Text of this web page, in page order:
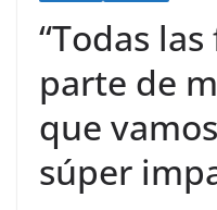
“Todas
parte de
que
súper